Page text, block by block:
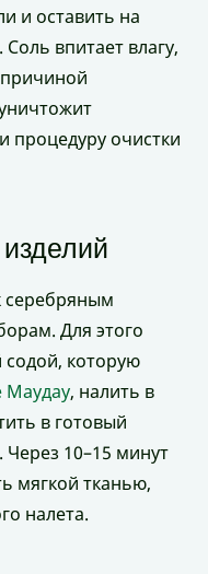
и оставить на
впитает влагу,
причиной
процедуру очистки
серебряным
Для этого
которую
Маудау, налить в
в готовый
10–15 минут
мягкой тканью,
налета.